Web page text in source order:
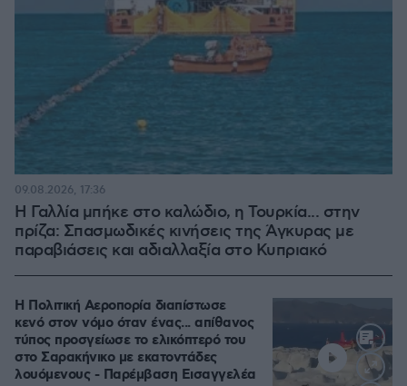
Η Γαλλία μπήκε στο καλώδιο, η Τουρκία... στην
πρίζα: Σπασμωδικές κινήσεις της Άγκυρας με
παραβιάσεις και αδιαλλαξία στο Κυπριακό
09.08.2026, 17:36
Η Πολιτική Αεροπορία διαπίστωσε
κενό στον νόμο όταν ένας... απίθανος
τύπος προσγείωσε το ελικόπτερό του
στο Σαρακήνικο με εκατοντάδες
λουόμενους - Παρέμβαση Εισαγγελέα